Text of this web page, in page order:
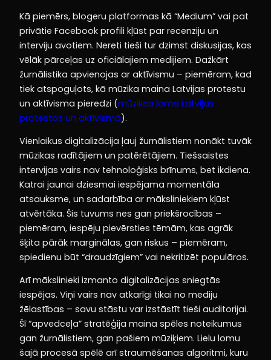
Kā piemērs, blogeru platformas kā “Medium” vai pat
privātie Facebook profili kļūst par recenziju un
interviju avotiem. Nereti tieši tur dzimst diskusijas, kas
vēlāk pārceļas uz oficiālajiem medijiem. Dažkārt
žurnālistika apvienojas ar aktīvismu – piemēram, kad
tiek atspoguļots, kā mūzika maina Latvijas protestu
un aktīvisma pieredzi (mūzikas loma Latvijas
protestos un aktīvismā).
Vienlaikus digitalizācija ļauj žurnālistiem nonākt tuvāk
mūzikas radītājiem un patērētājiem. Tiešsaistes
intervijas vairs nav tehnoloģisks brīnums, bet ikdiena.
Katrai jaunai dziesmai iespējama momentāla
atsauksme, un sadarbība ar māksliniekiem kļūst
atvērtāka. Šis tuvums nes gan priekšrocības –
piemēram, iespēju pievērsties tēmām, kas agrāk
šķita pārāk marginālas, gan riskus – piemēram,
spiedienu būt “draudzīgiem” vai nekritizēt populāros.
Arī mākslinieki izmanto digitalizācijas sniegtās
iespējas. Viņi vairs nav atkarīgi tikai no mediju
žēlastības – savu stāstu var izstāstīt tieši auditorijai.
Šī “apvedceļa” stratēģija maina spēles noteikumus
gan žurnālistiem, gan pašiem mūziķiem. Lielu lomu
šajā procesā spēlē arī straumēšanas algoritmi, kuru